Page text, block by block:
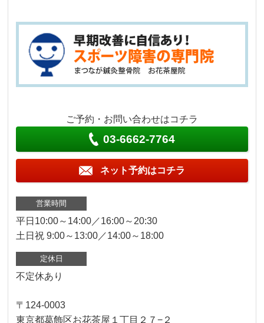
ご予約・お問い合わせはコチラ
03-6662-7764
ネット予約はコチラ
営業時間
平日10:00～14:00／16:00～20:30
土日祝 9:00～13:00／14:00～18:00
定休日
不定休あり
〒124-0003
東京都葛飾区お花茶屋１丁目２７−２